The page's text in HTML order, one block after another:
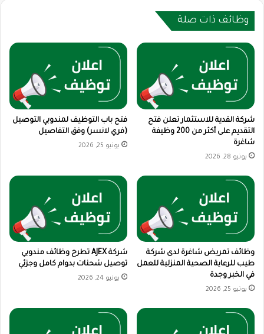
وظائف ذات صلة
شركة القدية للاستثمار تعلن فتح
التقديم على أكثر من 200 وظيفة
شاغرة
يونيو 28, 2026
فتح باب التوظيف لمندوبي التوصيل
(فري لانسر) وفق التفاصيل
يونيو 25, 2026
وظائف تمريض شاغرة لدى شركة
طيب للرعاية الصحية المنزلية للعمل
في الخبر وجدة
يونيو 25, 2026
شركة AJEX تطرح وظائف مندوبي
توصيل شحنات بدوام كامل وجزئي
يونيو 24, 2026